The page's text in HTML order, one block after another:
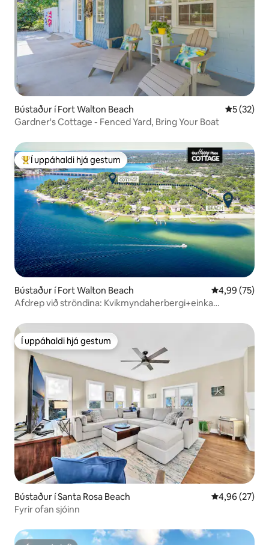
Bústaður í Fort Walton Beach 5 af 5 í
5 (32)
Gardner's Cottage - Fenced Yard, Bring Your Boat
Í mestu uppáhaldi hjá gestum
Í uppáhaldi hjá gestum
Bústaður í Fort Walton Beach 4,99 af 5 í
4,99 (75)
Afdrep við ströndina: Kvikmyndaherbergi+einka
Í uppáhaldi hjá gestum
Í uppáhaldi hjá gestum
Bústaður í Santa Rosa Beach 4,96 af 5 í
4,96 (27)
Fyrir ofan sjóinn